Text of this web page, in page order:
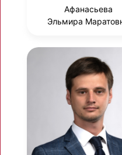
Афанасьева
Эльмира